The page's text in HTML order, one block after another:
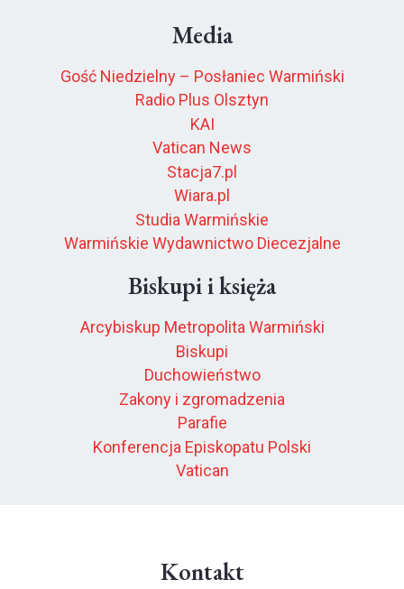
Media
Gość Niedzielny – Posłaniec Warmiński
Radio Plus Olsztyn
KAI
Vatican News
Stacja7.pl
Wiara.pl
Studia Warmińskie
Warmińskie Wydawnictwo Diecezjalne
Biskupi i księża
Arcybiskup Metropolita Warmiński
Biskupi
Duchowieństwo
Zakony i zgromadzenia
Parafie
Konferencja Episkopatu Polski
Vatican
Kontakt